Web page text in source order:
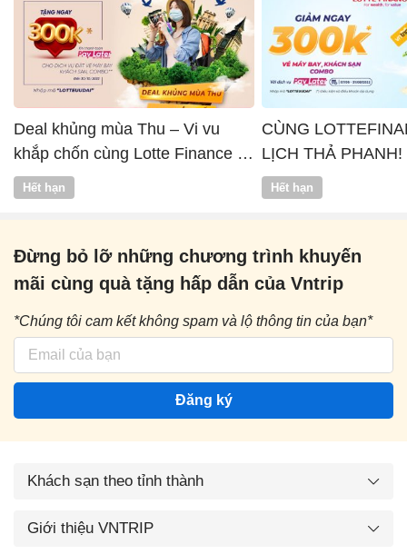
Deal khủng mùa Thu – Vi vu
khắp chốn cùng Lotte Finance x
Vntrip
Hết hạn
CÙNG
LỊCH THẢ PHANH!
Hết hạn
Đừng bỏ lỡ những chương trình khuyến
mãi cùng quà tặng hấp dẫn của Vntrip
*Chúng tôi cam kết không spam và lộ thông tin của bạn*
Đăng ký
Khách sạn theo tỉnh thành
Giới thiệu VNTRIP